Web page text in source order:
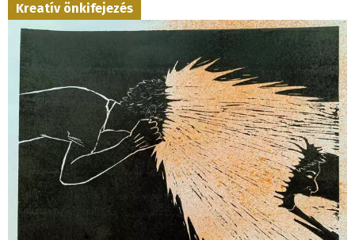
Kreatív önkifejezés